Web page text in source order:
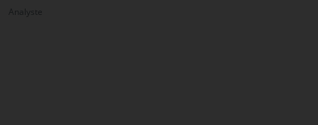
Analyste